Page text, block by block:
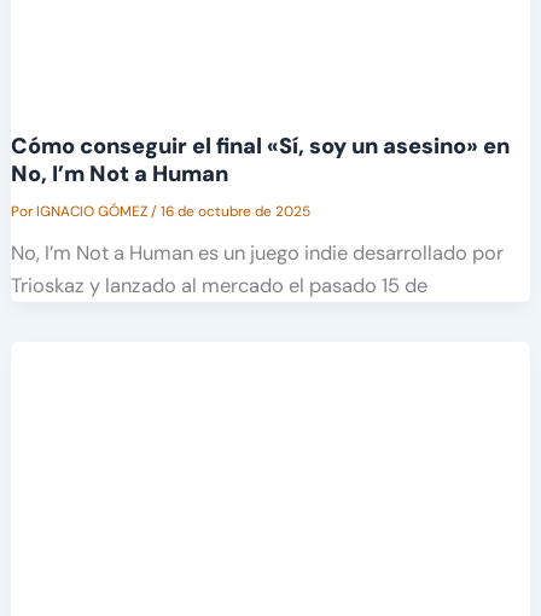
Cómo conseguir el final «Sí, soy un asesino» en
No, I’m Not a Human
PorIGNACIO GÓMEZ/16 de octubre de 2025
No, I’m Not a Human es un juego indie desarrollado por
Trioskaz y lanzado al mercado el pasado 15 de